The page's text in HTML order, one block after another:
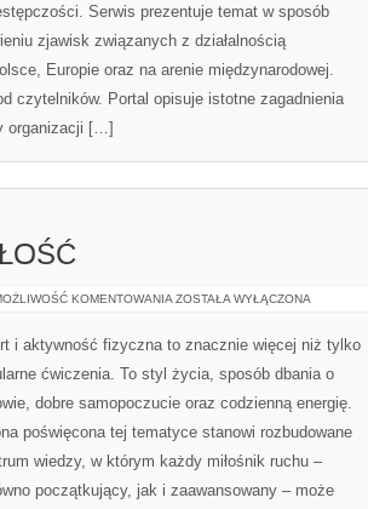
Serwis prezentuje temat w sposób
zjawisk związanych z działalnością
Europie oraz na arenie międzynarodowej.
czytelników. Portal opisuje istotne zagadnienia
organizacji […]
KOMENTOWANIA KARDIO
ZOSTAŁA WYŁĄCZONA
i aktywność fizyczna to znacznie więcej niż tylko
ćwiczenia. To styl życia, sposób dbania o
dobre samopoczucie oraz codzienną energię.
poświęcona tej tematyce stanowi rozbudowane
wiedzy, w którym każdy miłośnik ruchu –
początkujący, jak i zaawansowany – może